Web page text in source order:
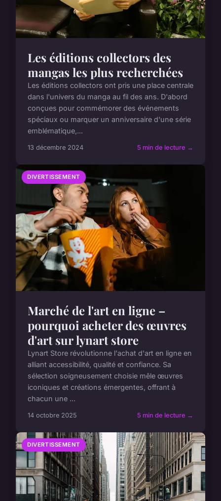
Les éditions collectors des
mangas les plus recherchées
Les éditions collectors ont pris une place centrale
dans l'univers du manga au fil des ans. D'abord
conçues pour commémorer des événements
spéciaux ou marquer un anniversaire d'une série
emblématique,...
13 décembre 2024 5 min de lecture →
DIVERTISSEMENT
Marché de l'art en ligne –
pourquoi acheter des œuvres
d'art sur lynart store
Lynart Store révolutionne l'achat d'art en ligne en
alliant accessibilité, qualité et confiance. Sa
sélection soigneusement choisie mêle œuvres
iconiques et créations émergentes, offrant à
chacun une ...
14 octobre 2025 5 min de lecture →
DIVERTISSEMENT